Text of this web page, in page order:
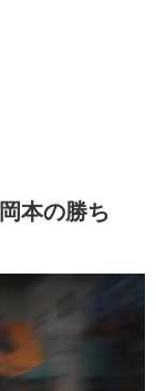
本の勝ち